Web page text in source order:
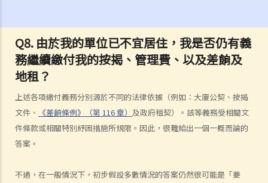
Q8. 由於我的單位已不宜居住，我是否仍有義
務繼續繳付我的按揭、管理費、以及差餉及
地租？
上述各項繳付義務分別源於不同的法律依據（例如：大廈公契、按揭
文件、
《差餉條例》（第 116 章） 及政府租契）。該等義務受相關文
件條款或相關特別紓困措施所規限。因此，很難給出一個一概而論的
答案。
不過，在一般情況下，初步假設多數情況的答案仍然很可能是「要
E. 骨灰撒海
F. 遺體／骨殖／骨灰出入香港
人身傷亡
傷者本人
何謂「人身傷害」？
我受傷後，何時可提出申索？
如何就人身傷害提出申索？
人身傷害訴訟所涉的法律程序